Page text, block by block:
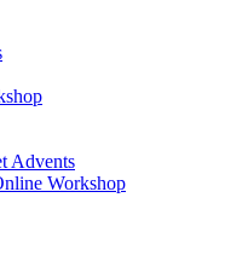
Advents
Workshop